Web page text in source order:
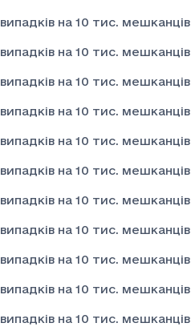
випадків на 10 тис. мешканців
випадків на 10 тис. мешканців
випадків на 10 тис. мешканців
випадків на 10 тис. мешканців
випадків на 10 тис. мешканців
випадків на 10 тис. мешканців
випадків на 10 тис. мешканців
випадків на 10 тис. мешканців
випадків на 10 тис. мешканців
випадків на 10 тис. мешканців
випадків на 10 тис. мешканців